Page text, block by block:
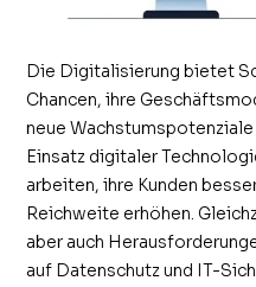
Die Digitalisierung bietet
Chancen, ihre
neue
Einsatz digitaler
arbeiten, ihre Kunden
Reichweite erhöhen.
aber auch
auf Datenschutz und IT-